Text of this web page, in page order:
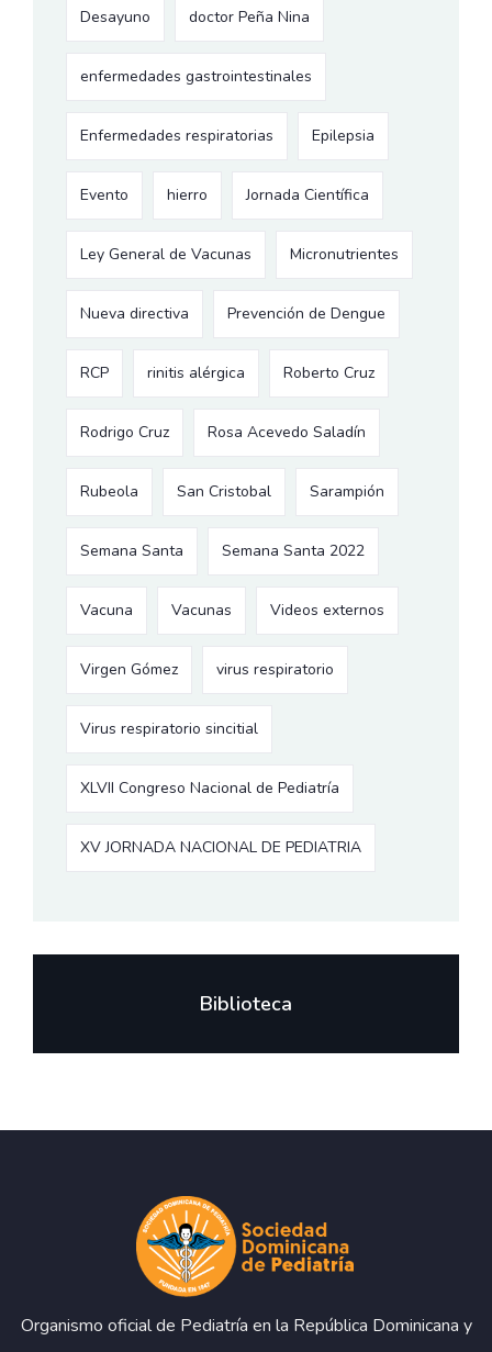
Desayuno doctor Peña Nina
enfermedades gastrointestinales
Enfermedades respiratorias Epilepsia
Evento hierro Jornada Científica
Ley General de Vacunas Micronutrientes
Nueva directiva Prevención de Dengue
RCP rinitis alérgica Roberto Cruz
Rodrigo Cruz Rosa Acevedo Saladín
Rubeola San Cristobal Sarampión
Semana Santa Semana Santa 2022
Vacuna Vacunas Videos externos
Virgen Gómez virus respiratorio
Virus respiratorio sincitial
XLVII Congreso Nacional de Pediatría
XV JORNADA NACIONAL DE PEDIATRIA
Biblioteca
Organismo oficial de Pediatría en la República Dominicana y